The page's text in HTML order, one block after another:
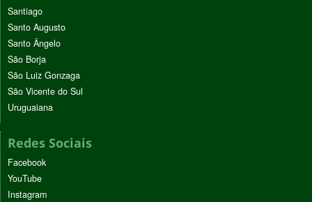
Santiago
Santo Augusto
Santo Ângelo
São Borja
São Luiz Gonzaga
São Vicente do Sul
Uruguaiana
Redes Sociais
Facebook
YouTube
Instagram